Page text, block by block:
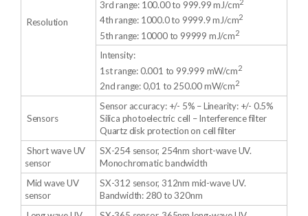
Resolution
3rd range: 100.00 to 999.99 mJ/cm
4th range: 1000.0 to 9999.9 mJ/cm2
5th range: 10000 to 99999 mJ/cm2
Intensity:
1st range: 0.001 to 99.999 mW/cm2
2nd range: 0,01 to 250.00 mW/cm2
Sensors
Sensor accuracy: +/- 5% – Linearity: +/- 0.5%
Silica photoelectric cell – Interference filter
Quartz disk protection on cell filter
Short wave UV
sensor
SX-254 sensor, 254nm short-wave UV.
Monochromatic bandwidth
Mid wave UV
sensor
SX-312 sensor, 312nm mid-wave UV.
Bandwidth: 280 to 320nm